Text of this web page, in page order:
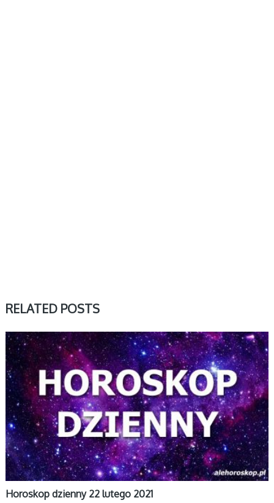
RELATED POSTS
DZIENNY
Horoskop dzienny 22 lutego 2021